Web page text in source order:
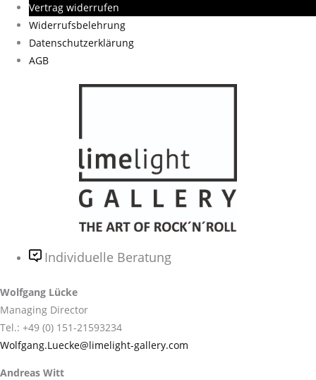
Vertrag widerrufen
Widerrufsbelehrung
Datenschutzerklärung
AGB
Individuelle Beratung
Wolfgang Lücke
Managing Director
Tel.: +49 (0) 151-21593234
Wolfgang.Luecke@limelight-gallery.com
Andreas Witt